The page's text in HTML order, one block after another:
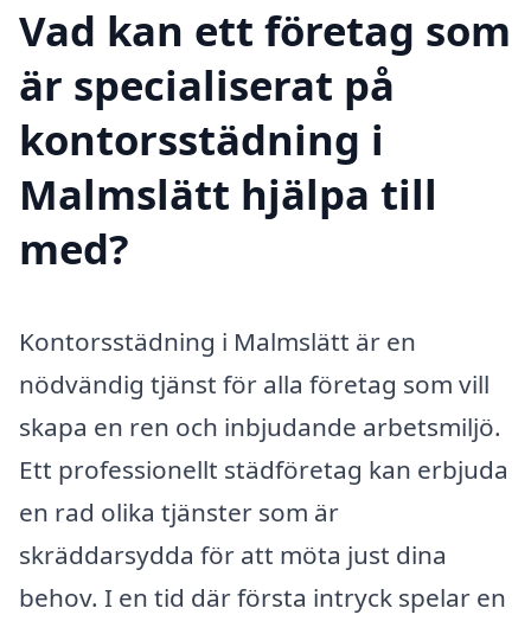
Vad kan ett företag som
är specialiserat på
kontorsstädning i
Malmslätt hjälpa till
med?
Kontorsstädning i Malmslätt är en
nödvändig tjänst för alla företag som vill
skapa en ren och inbjudande arbetsmiljö.
Ett professionellt städföretag kan erbjuda
en rad olika tjänster som är
skräddarsydda för att möta just dina
behov. I en tid där första intryck spelar en